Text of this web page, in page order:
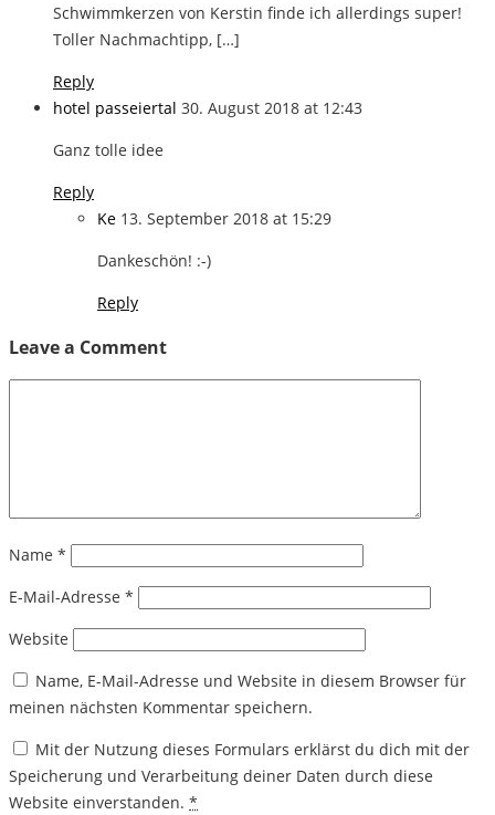
Schwimmkerzen von Kerstin finde ich allerdings super!
Toller Nachmachtipp, […]
Reply
hotel passeiertal 30. August 2018 at 12:43
Ganz tolle idee
Reply
Ke 13. September 2018 at 15:29
Dankeschön! :-)
Reply
Leave a Comment
Name *
E-Mail-Adresse *
Website
Name, E-Mail-Adresse und Website in diesem Browser für
meinen nächsten Kommentar speichern.
Mit der Nutzung dieses Formulars erklärst du dich mit der
Speicherung und Verarbeitung deiner Daten durch diese
Website einverstanden. *